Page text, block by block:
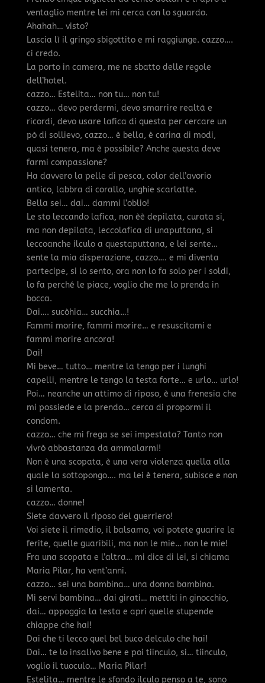
ventaglio mentre lei mi cerca con lo sguardo.
Ahahah… visto?
Lascia lì il gringo sbigottito e mi raggiunge. cazzo….
ci credo.
La porto in camera, me ne sbatto delle regole
dell’hotel.
cazzo… Estelita… non tu… non tu!
cazzo… devo perdermi, devo smarrire realtà e
ricordi, devo usare lafica di questa per cercare un
pò di sollievo, cazzo… è bella, è carina di modi,
quasi tenera, ma è possibile? Anche questa deve
farmi compassione?
Ha davvero la pelle di pesca, color dell’avorio
antico, labbra di corallo, unghie scarlatte.
Bella sei… dai… dammi l’oblio!
Le sto leccando lafica, non èè depilata, curata si,
ma non depilata, leccolafica di unaputtana, si
leccoanche ilculo a questaputtana, e lei sente…
sente la mia disperazione, cazzo…. e mi diventa
partecipe, si lo sento, ora non lo fa solo per i soldi,
lo fa perché le piace, voglio che me lo prenda in
bocca.
Dai…. sucòhia… succhia…!
Fammi morire, fammi morire… e resuscitami e
fammi morire ancora!
Dai!
Mi beve… tutto… mentre la tengo per i lunghi
capelli, mentre le tengo la testa forte… e urlo… urlo!
Poi… neanche un attimo di riposo, è una frenesia che
mi possiede e la prendo… cerca di propormi il
condom.
cazzo… che mi frega se sei impestata? Tanto non
vivrò abbastanza da ammalarmi!
Non è una scopata, è una vera violenza quella alla
quale la sottopongo…. ma lei è tenera, subisce e non
si lamenta.
cazzo… donne!
Siete davvero il riposo del guerriero!
Voi siete il rimedio, il balsamo, voi potete guarire le
ferite, quelle guaribili, ma non le mie… non le mie!
Fra una scopata e l’altra… mi dice di lei, si chiama
Maria Pilar, ha vent’anni.
cazzo… sei una bambina… una donna bambina.
Mi servi bambina… dai girati… mettiti in ginocchio,
dai… appoggia la testa e apri quelle stupende
chiappe che hai!
Dai che ti lecco quel bel buco delculo che hai!
Dai… te lo insalivo bene e poi tiinculo, si… tiinculo,
voglio il tuoculo… Maria Pilar!
Estelita… mentre le sfondo ilculo penso a te, sono